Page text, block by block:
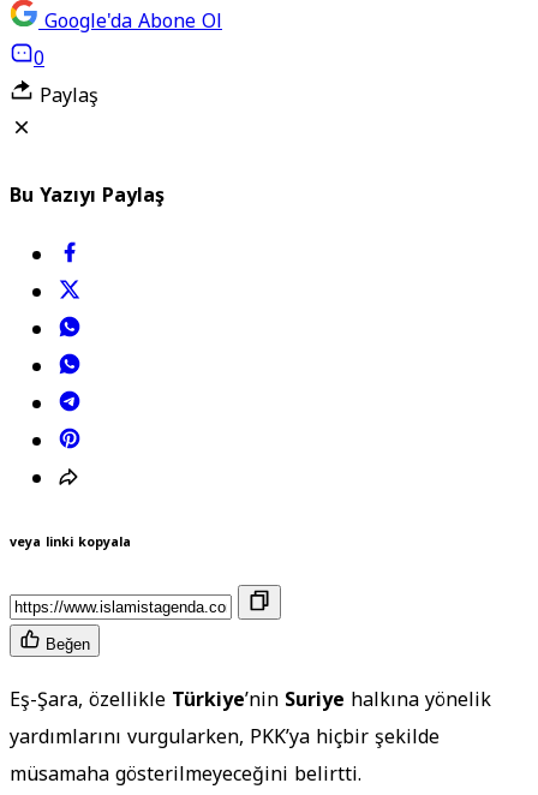
Google'da Abone Ol
0
Paylaş
Bu Yazıyı Paylaş
veya linki kopyala
Beğen
Eş-Şara, özellikleTürkiye’ninSuriye halkına yönelik
yardımlarını vurgularken, PKK’ya hiçbir şekilde
müsamaha gösterilmeyeceğini belirtti.